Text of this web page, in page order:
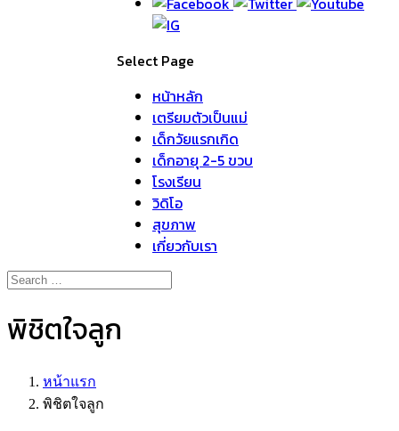
Select Page
หน้าหลัก
เตรียมตัวเป็นแม่
เด็กวัยแรกเกิด
เด็กอายุ 2-5 ขวบ
โรงเรียน
วิดิโอ
สุขภาพ
เกี่ยวกับเรา
พิชิตใจลูก
หน้าแรก
พิชิตใจลูก